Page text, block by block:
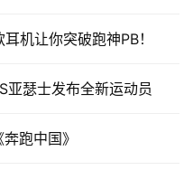
机让你突破跑神PB！
亚瑟士发布全新运动员
跑中国》